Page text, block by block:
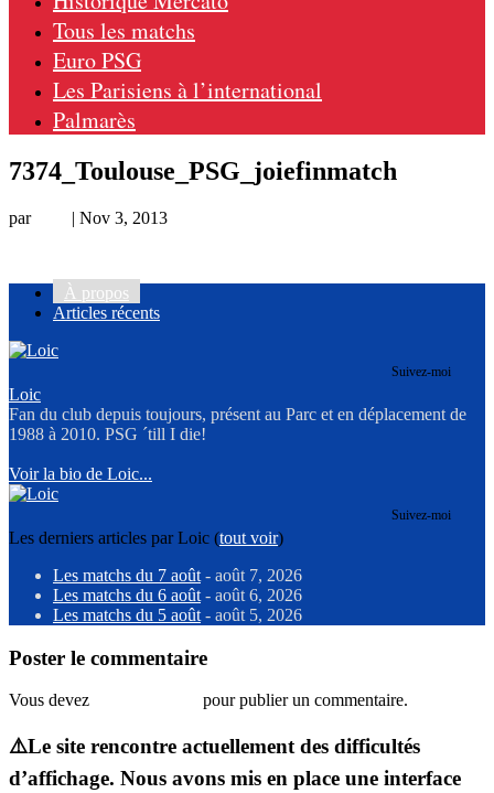
Tous les matchs
Euro PSG
Les Parisiens à l’international
Palmarès
7374_Toulouse_PSG_joiefinmatch
par | Nov 3, 2013
À propos
Articles récents
Suivez-moi
Loic
Fan du club depuis toujours, présent au Parc et en déplacement de
1988 à 2010. PSG ´till I die!
Voir la bio de Loic...
Suivez-moi
Les derniers articles par Loic (tout voir)
Les matchs du 7 août - août 7, 2026
Les matchs du 6 août - août 6, 2026
Les matchs du 5 août - août 5, 2026
Poster le commentaire
Vous devez pour publier un commentaire.
⚠️Le site rencontre actuellement des difficultés
d’affichage. Nous avons mis en place une interface